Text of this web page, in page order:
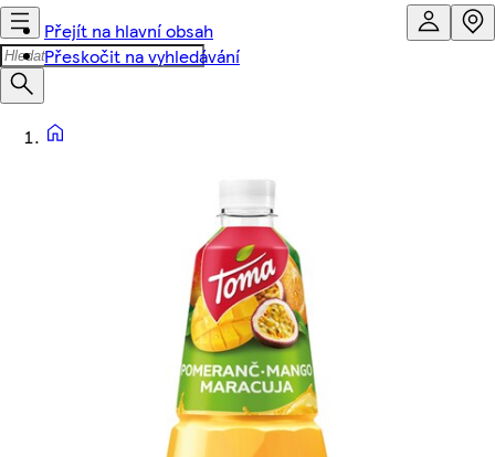
Přejít na hlavní obsah
Přeskočit na vyhledávání